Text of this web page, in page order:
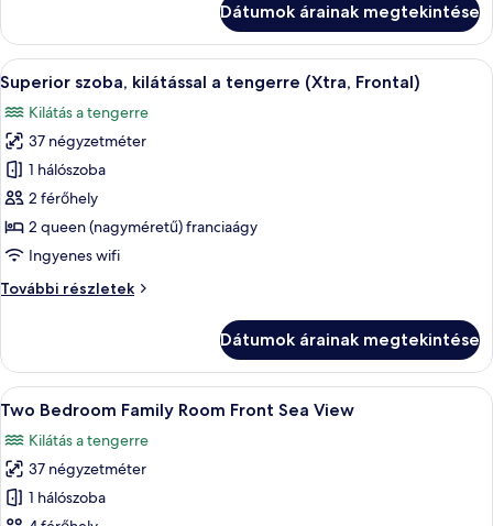
tengerre
(Xtra)
további
részletei
Dátumok árainak megtekintése
A
következő
szoba
összes
képének
megtekintése:
Superior
szoba,
kilátással
a
Frontal)
Egy modern szállodai szoba,
10
Superior szoba, kilátással a tengerre (Xtra, Frontal)
Kilátás a tengerre
37 négyzetméter
1 hálószoba
2 férőhely
2 queen (nagyméretű) franciaágy
Ingyenes wifi
További részletek
Superior
tengerre
(Xtra,
Frontal)
részletei
Dátumok árainak megtekintése
A
következő
szoba
összes
képének
Minibár, széf a szobában, íróasztal
5
Two Bedroom Family Room Front Sea View
Kilátás a tengerre
37 négyzetméter
1 hálószoba